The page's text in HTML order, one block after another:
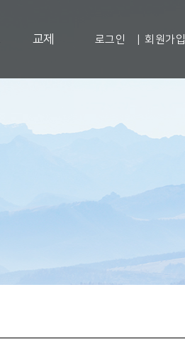
교제 로그인 회원가입